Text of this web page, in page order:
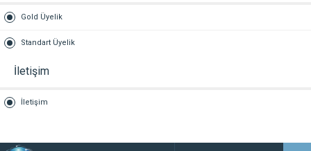
Gold Üyelik
Standart Üyelik
İletişim
İletişim